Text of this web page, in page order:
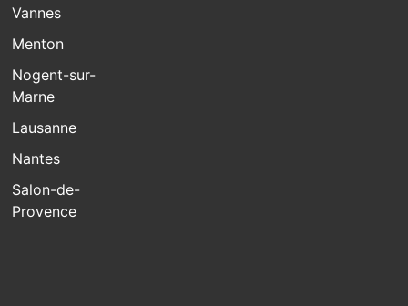
Vannes
Menton
Nogent-sur-
Marne
Lausanne
Nantes
Salon-de-
Provence